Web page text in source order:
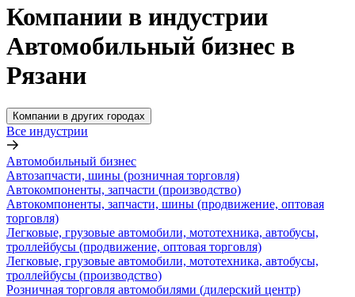
Компании в индустрии
Автомобильный бизнес в
Рязани
Компании в других городах
Все индустрии
Автомобильный бизнес
Автозапчасти, шины (розничная торговля)
Автокомпоненты, запчасти (производство)
Автокомпоненты, запчасти, шины (продвижение, оптовая
торговля)
Легковые, грузовые автомобили, мототехника, автобусы,
троллейбусы (продвижение, оптовая торговля)
Легковые, грузовые автомобили, мототехника, автобусы,
троллейбусы (производство)
Розничная торговля автомобилями (дилерский центр)